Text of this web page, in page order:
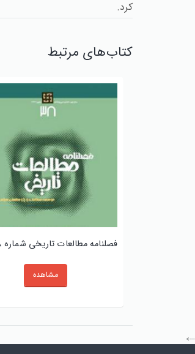
کرد.
کتاب‌های مرتبط
فصلنامه مطالعات تاریخی شماره 38
مشاهده
--->